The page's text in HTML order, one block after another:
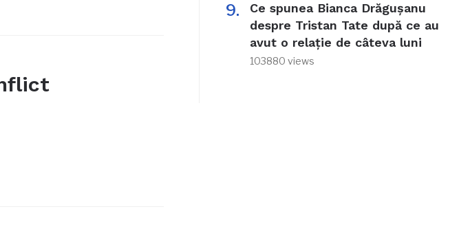
Ce spunea Bianca Drăgușanu
despre Tristan Tate după ce au
avut o relație de câteva luni
103880 views